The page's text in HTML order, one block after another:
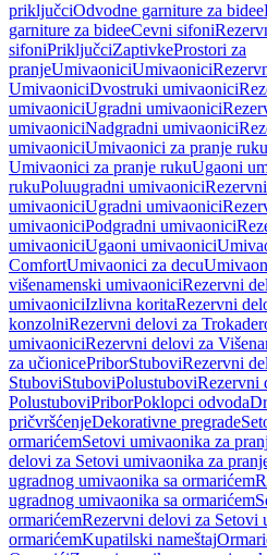
priključciOdvodne garniture za bidee
garniture za bideeCevni sifoni
sifoniPriključciZaptivkeProstori za
pranjeUmivaoniciUmivaonici
UmivaoniciDvostruki umivaonici
umivaoniciUgradni umivaonici
umivaoniciNadgradni umivaonici
umivaoniciUmivaonici za pranje ruku
Umivaonici za pranje rukuUgaoni
rukuPoluugradni umivaonici
umivaoniciUgradni umivaonici
umivaoniciPodgradni umivaonici
umivaoniciUgaoni umivaonici
ComfortUmivaonici za decu
višenamenski umivaoniciRezervni
umivaoniciIzlivna koritaRezervni
konzolniRezervni delovi za
umivaoniciRezervni delovi za
za učionicePriborStuboviRezervni
StuboviStuboviPolustuboviRezervni
PolustuboviPriborPoklopci odvoda
pričvršćenjeDekorativne pregrade
ormarićemSetovi umivaonika za
delovi za Setovi umivaonika za
ugradnog umivaonika sa ormarićem
ugradnog umivaonika sa ormarićem
ormarićemRezervni delovi za Setovi
ormarićemKupatilski nameštaj